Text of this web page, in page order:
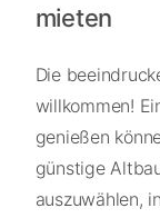
mieten
Die
willkommen!
genießen
günstige
auszuwählen,